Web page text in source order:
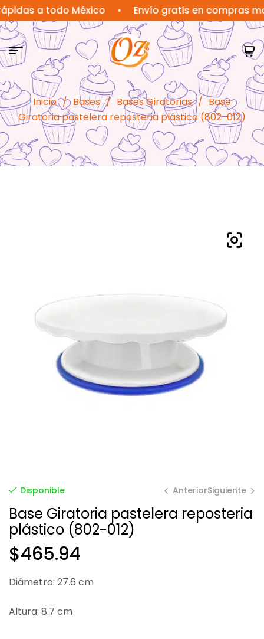
a todo México • Envío gratis en compras mayores
Inicio / Bases / Bases Giratorias / Base
Giratoria pastelera reposteria plástico (802-012)
Disponible AnteriorSiguiente
Base Giratoria pastelera reposteria
plástico (802-012)
$465.94
Diámetro: 27.6 cm
Altura: 8.7 cm